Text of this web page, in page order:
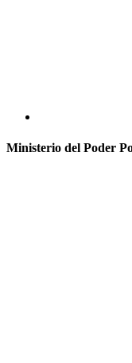
Ministerio del Poder